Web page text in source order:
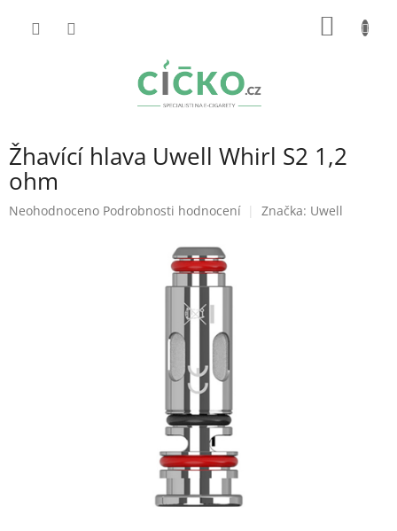
Žhavící hlava Uwell Whirl S2 1,2
ohm
Průměrné
Neohodnoceno Podrobnosti hodnocení Značka: Uwell